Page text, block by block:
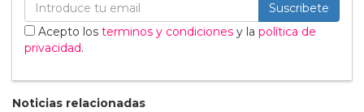
Suscribete
Acepto los terminos y condiciones y la política de
privacidad.
Noticias relacionadas